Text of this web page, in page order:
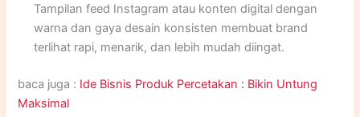
Tampilan feed Instagram atau konten digital dengan
warna dan gaya desain konsisten membuat brand
terlihat rapi, menarik, dan lebih mudah diingat.
baca juga : Ide Bisnis Produk Percetakan : Bikin Untung
Maksimal